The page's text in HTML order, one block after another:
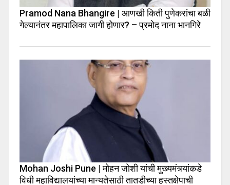
Pramod Nana Bhangire | आणखी किती पुणेकरांचा बळी
गेल्यानंतर महापालिका जागी होणार? – प्रमोद नाना भानगिरे
Mohan Joshi Pune | मोहन जोशी यांची मुख्यमंत्र्यांकडे
विधी महाविद्यालयांच्या मान्यतेसाठी तातडीच्या हस्तक्षेपाची